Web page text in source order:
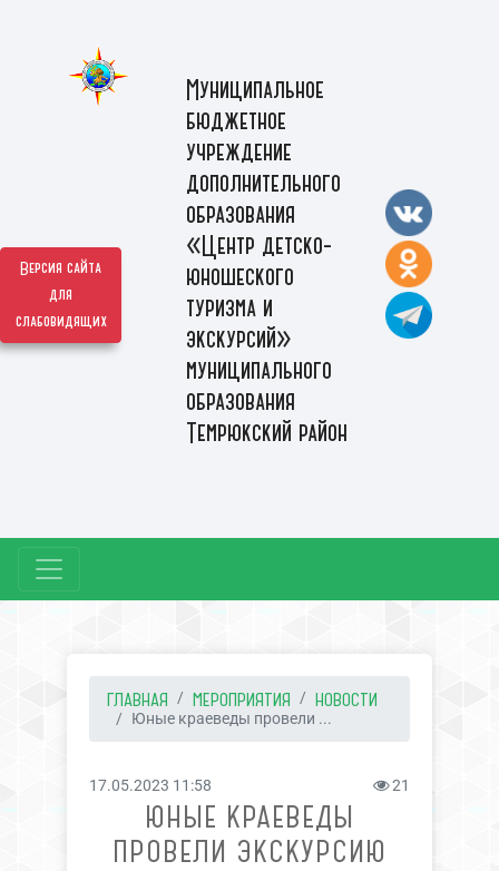
Версия сайта
для
слабовидящих
Муниципальное
бюджетное
учреждение
дополнительного
образования
«Центр детско-
юношеского
туризма и
экскурсий»
муниципального
образования
Темрюкский район
ГЛАВНАЯ МЕРОПРИЯТИЯ НОВОСТИ
Юные краеведы провели ...
17.05.2023 11:58 21
ЮНЫЕ КРАЕВЕДЫ
ПРОВЕЛИ ЭКСКУРСИЮ